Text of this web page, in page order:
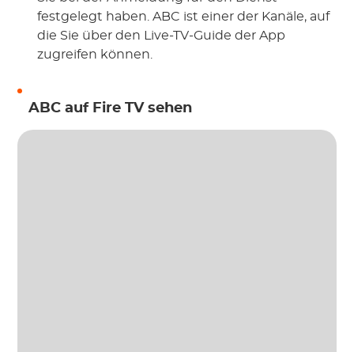
festgelegt haben. ABC ist einer der Kanäle, auf
die Sie über den Live-TV-Guide der App
zugreifen können.
ABC auf Fire TV sehen